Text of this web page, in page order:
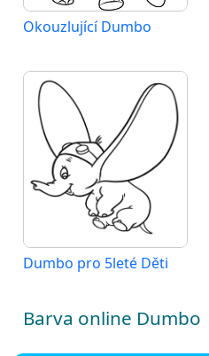
Okouzlující Dumbo
Dumbo pro 5leté Děti
Barva online Dumbo